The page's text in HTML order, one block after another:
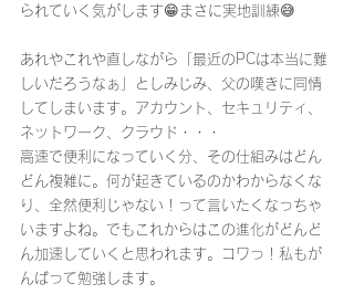
られていく気がします😁まさに実地訓練😅
あれやこれや直しながら「最近のPCは本当に難
しいだろうなぁ」としみじみ、父の嘆きに同情
してしまいます。アカウント、セキュリティ、
ネットワーク、クラウド・・・
高速で便利になっていく分、その仕組みはどん
どん複雑に。何が起きているのかわからなくな
り、全然便利じゃない！って言いたくなっちゃ
いますよね。でもこれからはこの進化がどんど
ん加速していくと思われます。コワっ！私もが
んばって勉強します。